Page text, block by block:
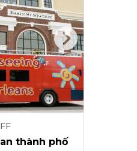
thành phố